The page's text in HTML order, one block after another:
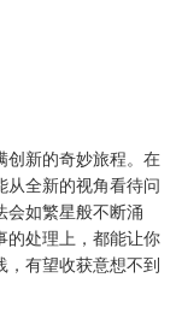
创新的奇妙旅程。在
从全新的视角看待问
会如繁星般不断涌
的处理上，都能让你
，有望收获意想不到